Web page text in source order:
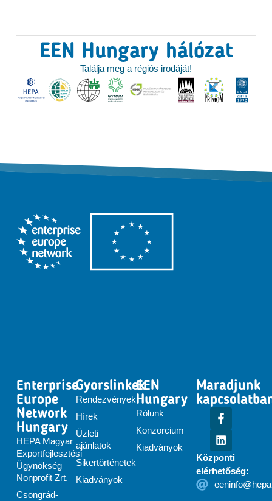
EEN Hungary hálózat
Találja meg a régiós irodáját!
Enterprise
Europe
Network
Hungary
HEPA Magyar
Exportfejlesztési
Ügynökség
Nonprofit Zrt.
Csongrád-
Gyorslinkek
Rendezvények
Hírek
Üzleti
ajánlatok
Sikertörténetek
Kiadványok
EEN
Hungary
Rólunk
Konzorcium
Kiadványok
Maradjunk
Központi
elérhetőség: